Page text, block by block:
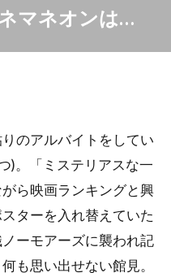
デイヴィッド・レイ
クスター・ゴードン
ェイトシャンズ
ニス・ファリーナ
ニーズ・ディ・ノーヴィ
ッド・セルバーグ
デビ・デリーベリー
マネオンは…
のアルバイトをしてい
)。「ミステリアスな一
ら映画ランキングと興
ターを入れ替えていた
ーモアーズに襲われ記
も思い出せない館見。